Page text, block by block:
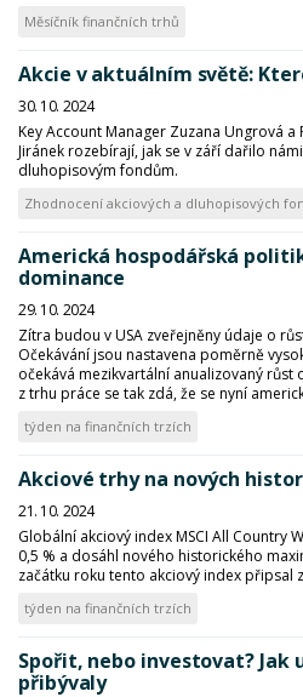
Měsíčník finančních trhů
Akcie v aktuálním světě:
30. 10. 2024
Key Account Manager Zuzana Ungrová
Jiránek rozebírají, jak se v září dařilo
dluhopisovým fondům.
Zhodnocení akciových a dluhopisových
Americká hospodářská
dominance
29. 10. 2024
Zítra budou v USA zveřejněny údaje o
Očekávání jsou nastavena poměrně
očekává mezikvartální anualizovaný růst
z trhu práce se tak zdá, že se nyní
týden na finančních trzích
Akciové trhy na nových
21. 10. 2024
Globální akciový index MSCI All Country
0,5 % a dosáhl nového historického
začátku roku tento akciový index připsal
týden na finančních trzích
Spořit, nebo investovat? Jak
přibývaly